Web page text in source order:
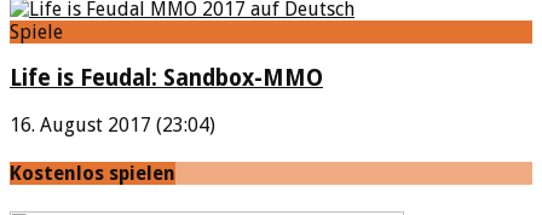
Spiele
Life is Feudal: Sandbox-MMO
16. August 2017 (23:04)
Kostenlos spielen